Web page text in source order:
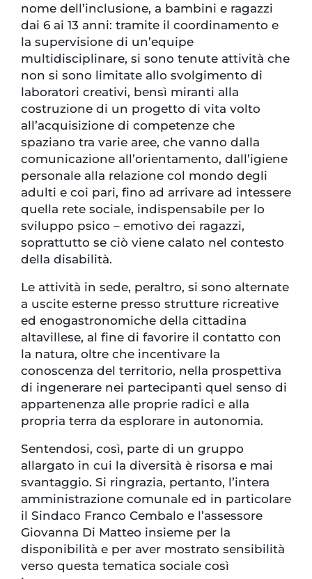
nome dell’inclusione, a bambini e ragazzi
dai 6 ai 13 anni: tramite il coordinamento e
la supervisione di un’equipe
multidisciplinare, si sono tenute attività che
non si sono limitate allo svolgimento di
laboratori creativi, bensì miranti alla
costruzione di un progetto di vita volto
all’acquisizione di competenze che
spaziano tra varie aree, che vanno dalla
comunicazione all’orientamento, dall’igiene
personale alla relazione col mondo degli
adulti e coi pari, fino ad arrivare ad intessere
quella rete sociale, indispensabile per lo
sviluppo psico – emotivo dei ragazzi,
soprattutto se ciò viene calato nel contesto
della disabilità.
Le attività in sede, peraltro, si sono alternate
a uscite esterne presso strutture ricreative
ed enogastronomiche della cittadina
altavillese, al fine di favorire il contatto con
la natura, oltre che incentivare la
conoscenza del territorio, nella prospettiva
di ingenerare nei partecipanti quel senso di
appartenenza alle proprie radici e alla
propria terra da esplorare in autonomia.
Sentendosi, così, parte di un gruppo
allargato in cui la diversità è risorsa e mai
svantaggio. Si ringrazia, pertanto, l’intera
amministrazione comunale ed in particolare
il Sindaco Franco Cembalo e l’assessore
Giovanna Di Matteo insieme per la
disponibilità e per aver mostrato sensibilità
verso questa tematica sociale così